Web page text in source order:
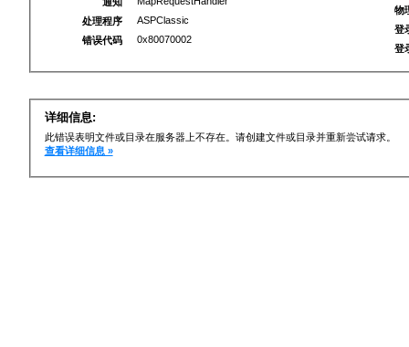
处理程序
ASPClassic
错误代码
0x80070002
物
登
登
详细信息:
此错误表明文件或目录在服务器上不存在。请创建文件或目录并重新尝试请求。
查看详细信息 »